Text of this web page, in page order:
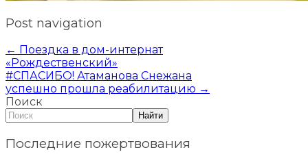
Post navigation
← Поездка в дом-интернат
«Рождественский»
#СПАСИБО! Атаманова Снежана
успешно прошла реабилитацию →
Поиск
Найти
Последние пожертвования